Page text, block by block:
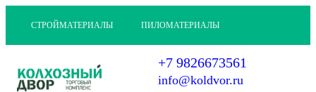
СТРОЙМАТЕРИАЛЫ ПИЛОМАТЕРИАЛЫ
+7 9826673561
info@koldvor.ru